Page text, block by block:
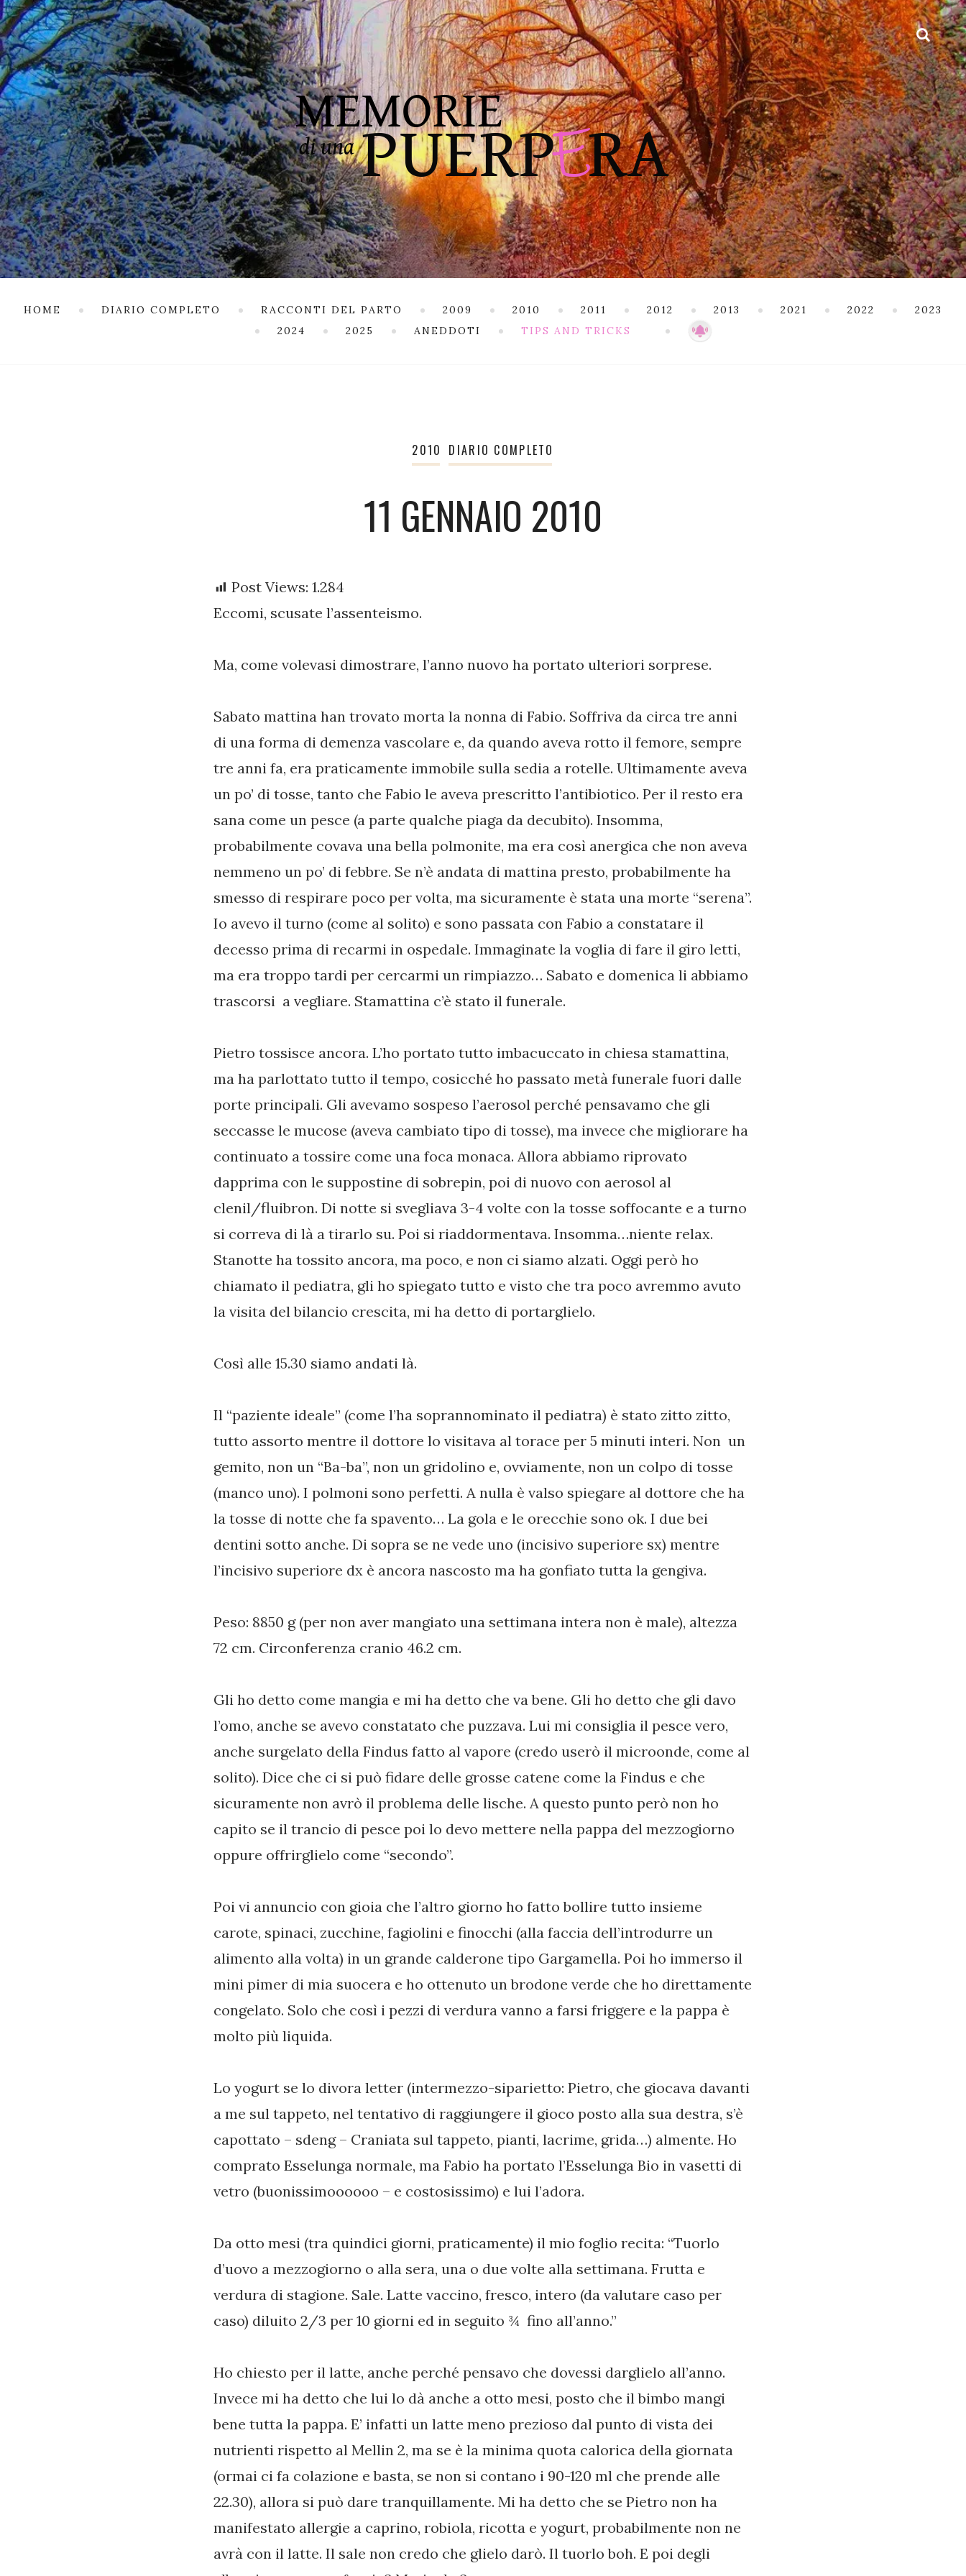
HOME DIARIO COMPLETO RACCONTI DEL PARTO 2009 2010 2011 2012 2013 2021 2022
2023
2024
2025 ANEDDOTI TIPS AND TRICKS
2010 DIARIO COMPLETO
11 GENNAIO 2010
Post Views: 1.284
Eccomi, scusate l’assenteismo.
Ma, come volevasi dimostrare, l’anno nuovo ha portato ulteriori sorprese.
Sabato mattina han trovato morta la nonna di Fabio. Soffriva da circa tre anni
di una forma di demenza vascolare e, da quando aveva rotto il femore, sempre
tre anni fa, era praticamente immobile sulla sedia a rotelle. Ultimamente aveva
un po’ di tosse, tanto che Fabio le aveva prescritto l’antibiotico. Per il resto era
sana come un pesce (a parte qualche piaga da decubito). Insomma,
probabilmente covava una bella polmonite, ma era così anergica che non aveva
nemmeno un po’ di febbre. Se n’è andata di mattina presto, probabilmente ha
smesso di respirare poco per volta, ma sicuramente è stata una morte “serena”.
Io avevo il turno (come al solito) e sono passata con Fabio a constatare il
decesso prima di recarmi in ospedale. Immaginate la voglia di fare il giro letti,
ma era troppo tardi per cercarmi un rimpiazzo… Sabato e domenica li abbiamo
trascorsi a vegliare. Stamattina c’è stato il funerale.
Pietro tossisce ancora. L’ho portato tutto imbacuccato in chiesa stamattina,
ma ha parlottato tutto il tempo, cosicché ho passato metà funerale fuori dalle
porte principali. Gli avevamo sospeso l’aerosol perché pensavamo che gli
seccasse le mucose (aveva cambiato tipo di tosse), ma invece che migliorare ha
continuato a tossire come una foca monaca. Allora abbiamo riprovato
dapprima con le suppostine di sobrepin, poi di nuovo con aerosol al
clenil/fluibron. Di notte si svegliava 3-4 volte con la tosse soffocante e a turno
si correva di là a tirarlo su. Poi si riaddormentava. Insomma…niente relax.
Stanotte ha tossito ancora, ma poco, e non ci siamo alzati. Oggi però ho
chiamato il pediatra, gli ho spiegato tutto e visto che tra poco avremmo avuto
la visita del bilancio crescita, mi ha detto di portarglielo.
Così alle 15.30 siamo andati là.
Il “paziente ideale” (come l’ha soprannominato il pediatra) è stato zitto zitto,
tutto assorto mentre il dottore lo visitava al torace per 5 minuti interi. Non un
gemito, non un “Ba-ba”, non un gridolino e, ovviamente, non un colpo di tosse
(manco uno). I polmoni sono perfetti. A nulla è valso spiegare al dottore che ha
la tosse di notte che fa spavento… La gola e le orecchie sono ok. I due bei
dentini sotto anche. Di sopra se ne vede uno (incisivo superiore sx) mentre
l’incisivo superiore dx è ancora nascosto ma ha gonfiato tutta la gengiva.
Peso: 8850 g (per non aver mangiato una settimana intera non è male), altezza
72 cm. Circonferenza cranio 46.2 cm.
Gli ho detto come mangia e mi ha detto che va bene. Gli ho detto che gli davo
l’omo, anche se avevo constatato che puzzava. Lui mi consiglia il pesce vero,
anche surgelato della Findus fatto al vapore (credo userò il microonde, come al
solito). Dice che ci si può fidare delle grosse catene come la Findus e che
sicuramente non avrò il problema delle lische. A questo punto però non ho
capito se il trancio di pesce poi lo devo mettere nella pappa del mezzogiorno
oppure offrirglielo come “secondo”.
Poi vi annuncio con gioia che l’altro giorno ho fatto bollire tutto insieme
carote, spinaci, zucchine, fagiolini e finocchi (alla faccia dell’introdurre un
alimento alla volta) in un grande calderone tipo Gargamella. Poi ho immerso il
mini pimer di mia suocera e ho ottenuto un brodone verde che ho direttamente
congelato. Solo che così i pezzi di verdura vanno a farsi friggere e la pappa è
molto più liquida.
Lo yogurt se lo divora letter (intermezzo-siparietto: Pietro, che giocava davanti
a me sul tappeto, nel tentativo di raggiungere il gioco posto alla sua destra, s’è
capottato – sdeng – Craniata sul tappeto, pianti, lacrime, grida…) almente. Ho
comprato Esselunga normale, ma Fabio ha portato l’Esselunga Bio in vasetti di
vetro (buonissimoooooo – e costosissimo) e lui l’adora.
Da otto mesi (tra quindici giorni, praticamente) il mio foglio recita: “Tuorlo
d’uovo a mezzogiorno o alla sera, una o due volte alla settimana. Frutta e
verdura di stagione. Sale. Latte vaccino, fresco, intero (da valutare caso per
caso) diluito 2/3 per 10 giorni ed in seguito ¾ fino all’anno.”
Ho chiesto per il latte, anche perché pensavo che dovessi darglielo all’anno.
Invece mi ha detto che lui lo dà anche a otto mesi, posto che il bimbo mangi
bene tutta la pappa. E’ infatti un latte meno prezioso dal punto di vista dei
nutrienti rispetto al Mellin 2, ma se è la minima quota calorica della giornata
(ormai ci fa colazione e basta, se non si contano i 90-120 ml che prende alle
22.30), allora si può dare tranquillamente. Mi ha detto che se Pietro non ha
manifestato allergie a caprino, robiola, ricotta e yogurt, probabilmente non ne
avrà con il latte. Il sale non credo che glielo darò. Il tuorlo boh. E poi degli